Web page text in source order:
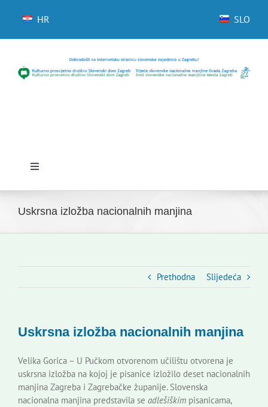
HR SLO
Toggle
Novosti
Kontakti
Novi odmev – naše glasilo
Uskrsna izložba nacionalnih manjina
Prethodna Slijedeća
Uskrsna izložba nacionalnih manjina
Velika Gorica – U Pučkom otvorenom učilištu otvorena je
uskrsna izložba na kojoj je pisanice izložilo deset nacionalnih
manjina Zagreba i Zagrebačke županije. Slovenska
nacionalna manjina predstavila se adlešiškim pisanicama,